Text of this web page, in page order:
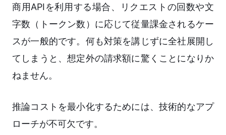
商用APIを利用する場合、リクエストの回数や文
字数（トークン数）に応じて従量課金されるケー
スが一般的です。何も対策を講じずに全社展開し
てしまうと、想定外の請求額に驚くことになりか
ねません。
推論コストを最小化するためには、技術的なアプ
ローチが不可欠です。